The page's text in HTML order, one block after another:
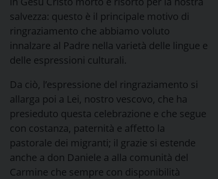
salvezza: questo è il principale motivo di
ringraziamento che abbiamo voluto
innalzare al Padre nella varietà delle lingue e
delle espressioni culturali.
Da ciò, l’espressione del ringraziamento si
allarga poi a Lei, nostro vescovo, che ha
presieduto questa celebrazione e che segue
con costanza, paternità e affetto la
pastorale dei migranti; il grazie si estende
anche a don Daniele a alla comunità del
Carmine che sempre con disponibilità